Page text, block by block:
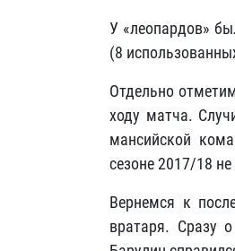
У «леопардов»
(8
Отдельно
ходу матча.
мансийской
сезоне 2017/18
Вернемся к
вратаря. Сразу